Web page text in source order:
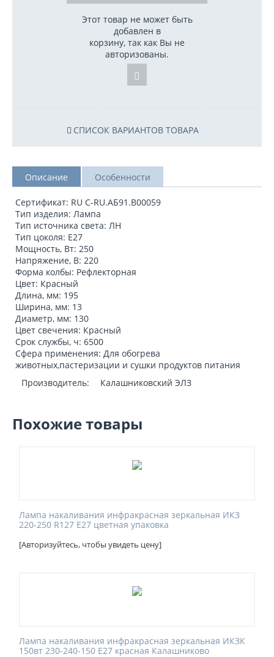
Этот товар не может быть
добавлен в
корзину, так как Вы не
авторизованы.
СПИСОК ВАРИАНТОВ ТОВАРА
Описание Особенности
Сертификат: RU C-RU.АБ91.B00059
Тип изделия: Лампа
Тип источника света: ЛН
Тип цоколя: E27
Мощность, Вт: 250
Напряжение, В: 220
Форма колбы: Рефлекторная
Цвет: Красный
Длина, мм: 195
Ширина, мм: 13
Диаметр, мм: 130
Цвет свечения: Красный
Срок службы, ч: 6500
Сфера применения: Для обогрева
животных,пастеризации и сушки продуктов питания
Производитель:
Калашниковский ЭЛЗ
Похожие товары
Лампа накаливания инфракрасная зеркальная ИКЗ
220-250 R127 E27 цветная упаковка
[Авторизуйтесь, чтобы увидеть цену]
Лампа накаливания инфракрасная зеркальная ИКЗК
150вт 230-240-150 E27 красная Калашниково